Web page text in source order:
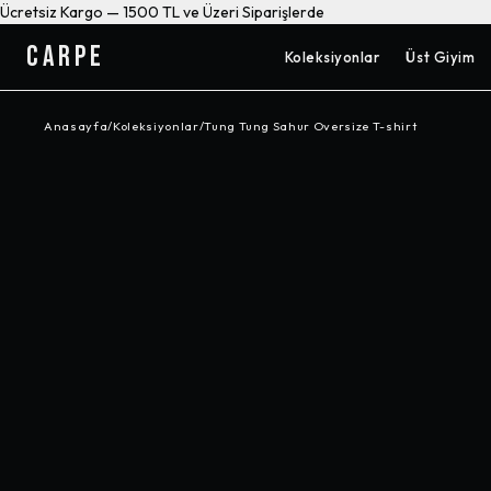
Ücretsiz Kargo — 1500 TL ve Üzeri Siparişlerde
CARPE Koleksiyonlar Üst Giyim
Anasayfa/Koleksiyonlar/Tung Tung Sahur Oversize T-shirt